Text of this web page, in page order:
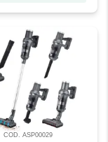
COD. ASP00029